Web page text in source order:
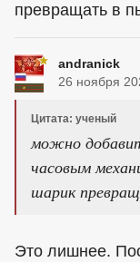
превращать в
andranick
26 ноября
Цитата: ученый
можно
часовым
шарик
Это лишнее.